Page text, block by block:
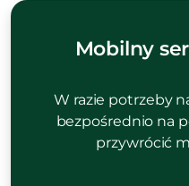
Mobilny
W razie potrzeby
bezpośrednio na
przywrócić